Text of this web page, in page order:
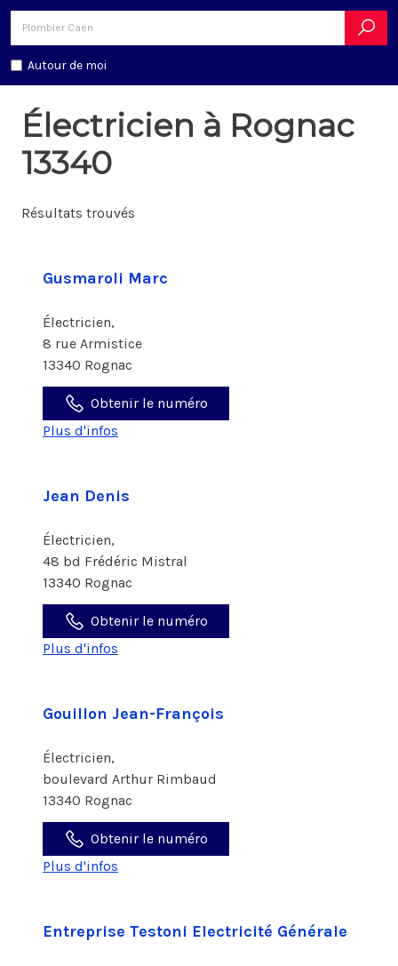
Autour de moi
Électricien à Rognac
13340
Résultats trouvés
Gusmaroli Marc
Électricien,
8 rue Armistice
13340 Rognac
Obtenir le numéro
Plus d'infos
Jean Denis
Électricien,
48 bd Frédéric Mistral
13340 Rognac
Obtenir le numéro
Plus d'infos
Gouillon Jean-François
Électricien,
boulevard Arthur Rimbaud
13340 Rognac
Obtenir le numéro
Plus d'infos
Entreprise Testoni Electricité Générale